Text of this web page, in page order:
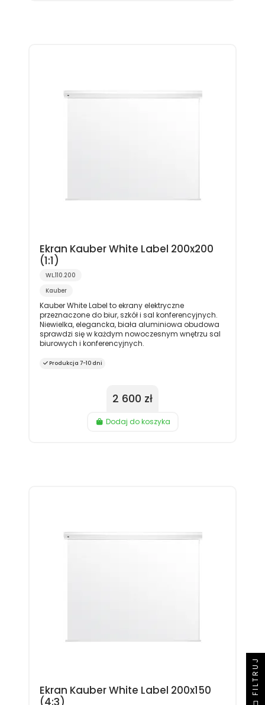
Ekran Kauber White Label 200x200
(1:1)
WL.110.200
Kauber
Kauber White Label to ekrany elektryczne
przeznaczone do biur, szkół i sal konferencyjnych.
Niewielka, elegancka, biała aluminiowa obudowa
sprawdzi się w każdym nowoczesnym wnętrzu sal
biurowych i konferencyjnych.
Produkcja 7-10 dni
2 600 zł
Dodaj do koszyka
Ekran Kauber White Label 200x150
FILTRUJ